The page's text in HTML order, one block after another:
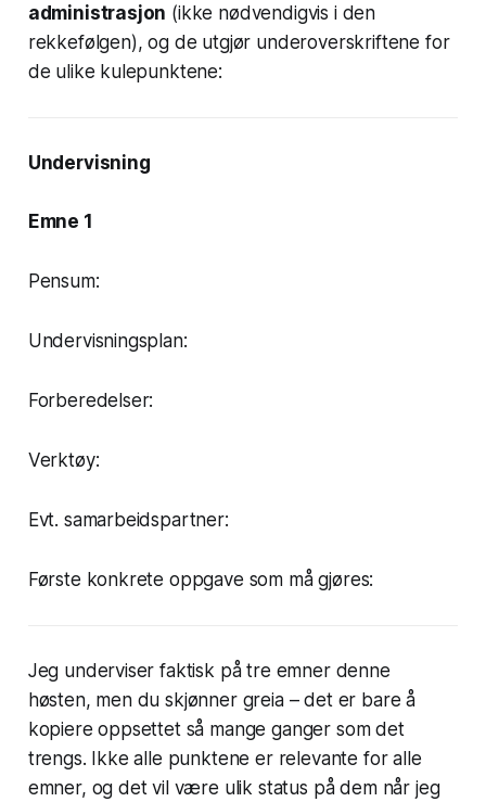
administrasjon (ikke nødvendigvis i den
rekkefølgen), og de utgjør underoverskriftene for
de ulike kulepunktene:
Undervisning
Emne 1
Pensum:
Undervisningsplan:
Forberedelser:
Verktøy:
Evt. samarbeidspartner:
Første konkrete oppgave som må gjøres:
Jeg underviser faktisk på tre emner denne
høsten, men du skjønner greia – det er bare å
kopiere oppsettet så mange ganger som det
trengs. Ikke alle punktene er relevante for alle
emner, og det vil være ulik status på dem når jeg